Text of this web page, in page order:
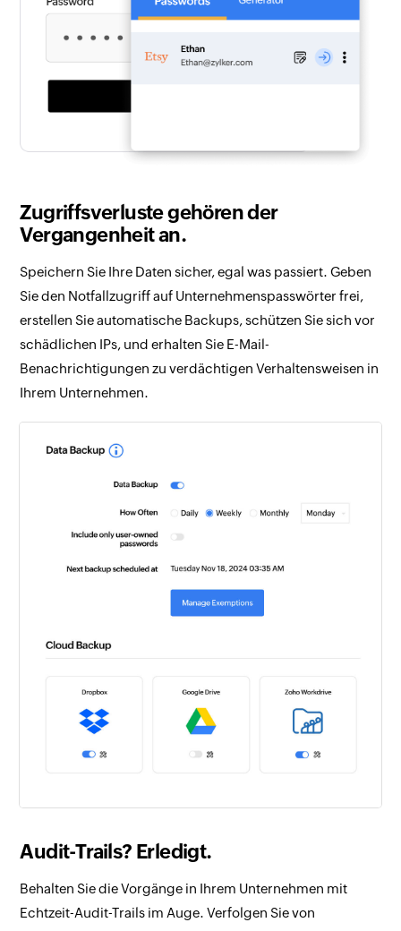
Zugriffsverluste gehören der
Vergangenheit an.
Speichern Sie Ihre Daten sicher, egal was passiert. Geben
Sie den Notfallzugriff auf Unternehmenspasswörter frei,
erstellen Sie automatische Backups, schützen Sie sich vor
schädlichen IPs, und erhalten Sie E-Mail-
Benachrichtigungen zu verdächtigen Verhaltensweisen in
Ihrem Unternehmen.
Audit-Trails? Erledigt.
Behalten Sie die Vorgänge in Ihrem Unternehmen mit
Echtzeit-Audit-Trails im Auge. Verfolgen Sie von